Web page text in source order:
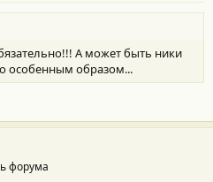
А может быть ники
особенным образом...
форума